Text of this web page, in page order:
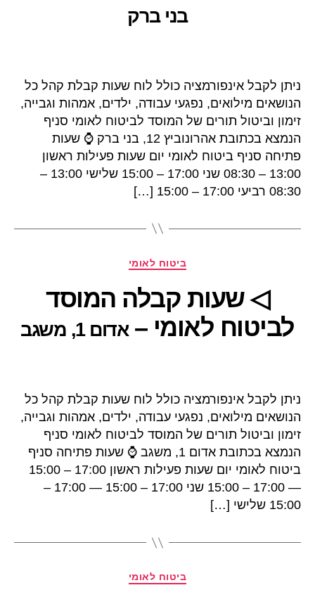
בני ברק
ניתן לקבל אינפורמציה כולל לוח שעות קבלת קהל כל
הנושאים מילואים, נפגעי עבודה, ילדים, אמהות וגבייה,
זימון וביטול תורים של המוסד לביטוח לאומי סניף
הנמצא בכתובת אהרונוביץ 12, בני ברק ⌚ שעות
פתיחה סניף ביטוח לאומי יום שעות פעילות ראשון
13:00 – 08:30 שני 17:00 – 15:00 שלישי 13:00 –
08:30 רביעי 17:00 – 15:00 […]
קטגוריות
ביטוח לאומי
◁ שעות קבלה המוסד
לביטוח לאומי –אדום 1, משגב
ניתן לקבל אינפורמציה כולל לוח שעות קבלת קהל כל
הנושאים מילואים, נפגעי עבודה, ילדים, אמהות וגבייה,
זימון וביטול תורים של המוסד לביטוח לאומי סניף
הנמצא בכתובת אדום 1, משגב ⌚ שעות פתיחה סניף
ביטוח לאומי יום שעות פעילות ראשון 17:00 – 15:00
— 17:00 – 15:00 שני 17:00 – 15:00 — 17:00 –
15:00 שלישי […]
קטגוריות
ביטוח לאומי